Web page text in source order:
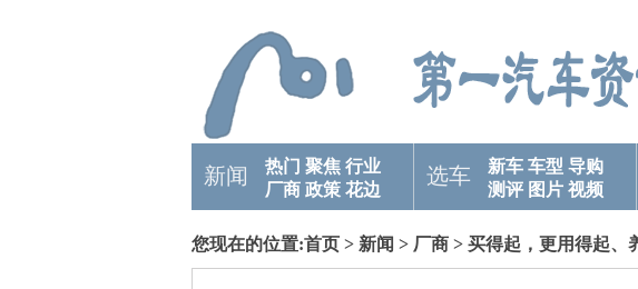
新闻 热门 聚焦 行业
厂商 政策 花边
选车 新车 车型 导购
测评 图片 视频
您现在的位置:首页 > 新闻 > 厂商 > 买得起，更用得起、